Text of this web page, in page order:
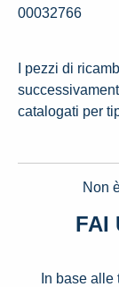
00032766
I pezzi di
catalogati per
Non
FAI
In base